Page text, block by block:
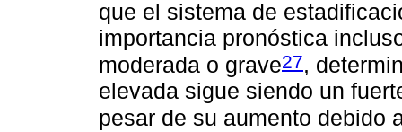
que el sistema de
importancia pronóstica
moderada o grave27,
elevada sigue siendo un
pesar de su aumento debido